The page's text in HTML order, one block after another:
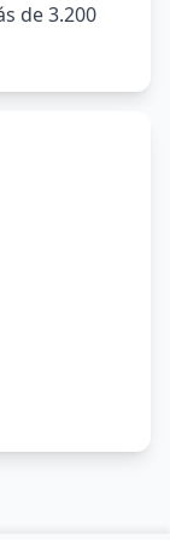
de 3.200